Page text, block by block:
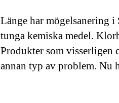
Länge har mögelsanering
tunga kemiska medel.
Produkter som visserligen
annan typ av problem. Nu